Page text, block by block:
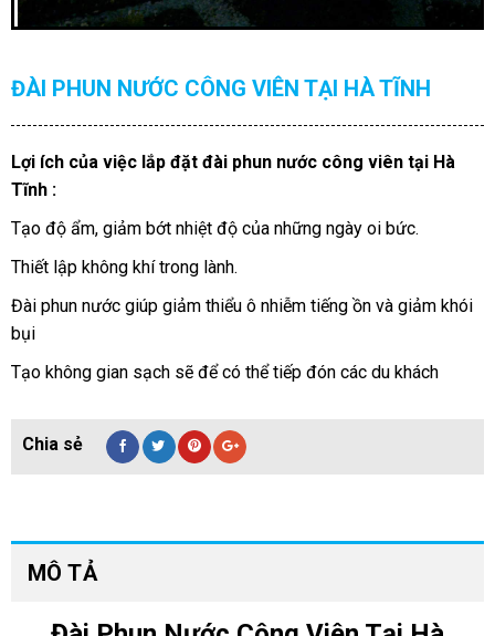
ĐÀI PHUN NƯỚC CÔNG VIÊN TẠI HÀ TĨNH
Lợi ích của việc lắp đặt đài phun nước công viên tại Hà
Tĩnh :
Tạo độ ẩm, giảm bớt nhiệt độ của những ngày oi bức.
Thiết lập không khí trong lành.
Đài phun nước giúp giảm thiểu ô nhiễm tiếng ồn và giảm khói
bụi
Tạo không gian sạch sẽ để có thể tiếp đón các du khách
MÔ TẢ